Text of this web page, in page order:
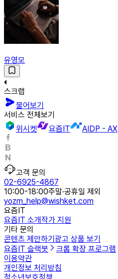
유영모
스크랩
물어보기
서비스 전체보기
위시켓
요즘IT AIDP - AX
고객 문의
02-6925-4867
10:00-18:00주말·공휴일 제외
yozm_help@wishket.com
요즘IT
요즘IT 소개작가 지원
기타 문의
콘텐츠 제안하기광고 상품 보기
요즘IT 슬랙봇
크롬 확장 프로그램
이용약관
개인정보 처리방침